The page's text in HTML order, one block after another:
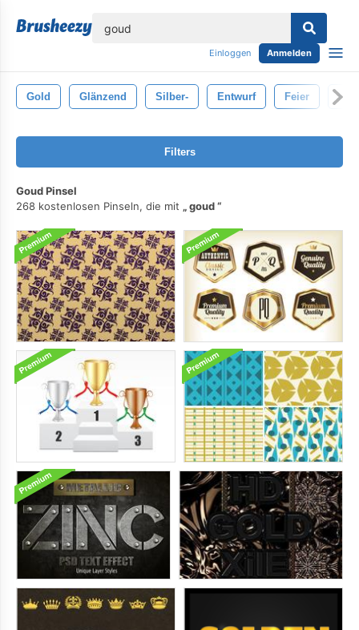
Einloggen Anmelden
Gold Glänzend Silber- Entwurf Feier
Filters
Goud Pinsel
268 kostenlosen Pinseln, die mit
goud